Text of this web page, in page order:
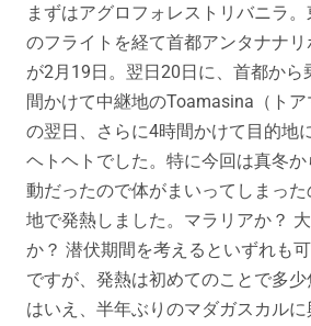
まずはアグロフォレストリバニラ
のフライトを経て首都アンタナナ
が2月19日。翌日20日に、首都から
間かけて中継地のToamasina（ト
の翌日、さらに4時間かけて目的地
ヘトヘトでした。特に今回は真冬
動だったので体がまいってしまっ
地で発熱しました。マラリアか？
か？ 潜伏期間を考えるといずれも
ですが、発熱は初めてのことで多少
はいえ、半年ぶりのマダガスカル